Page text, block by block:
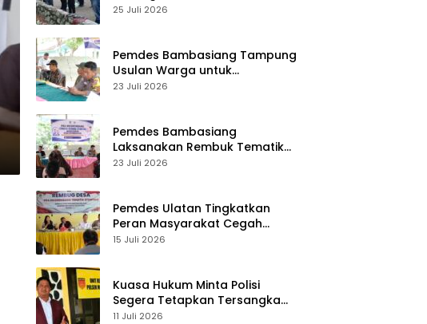
Desa Palasa Tengah
25 Juli 2026
Pemdes Bambasiang Tampung
Usulan Warga untuk
Penyusunan RKPDes 2027
23 Juli 2026
Pemdes Bambasiang
Laksanakan Rembuk Tematik
Stunting
23 Juli 2026
Pemdes Ulatan Tingkatkan
Peran Masyarakat Cegah
Stunting
15 Juli 2026
Kuasa Hukum Minta Polisi
Segera Tetapkan Tersangka
Usai Kasus Pencurian di Rumah
11 Juli 2026